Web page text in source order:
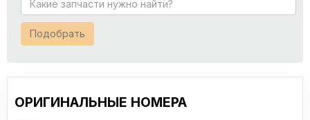
Подобрать
ОРИГИНАЛЬНЫЕ НОМЕРА